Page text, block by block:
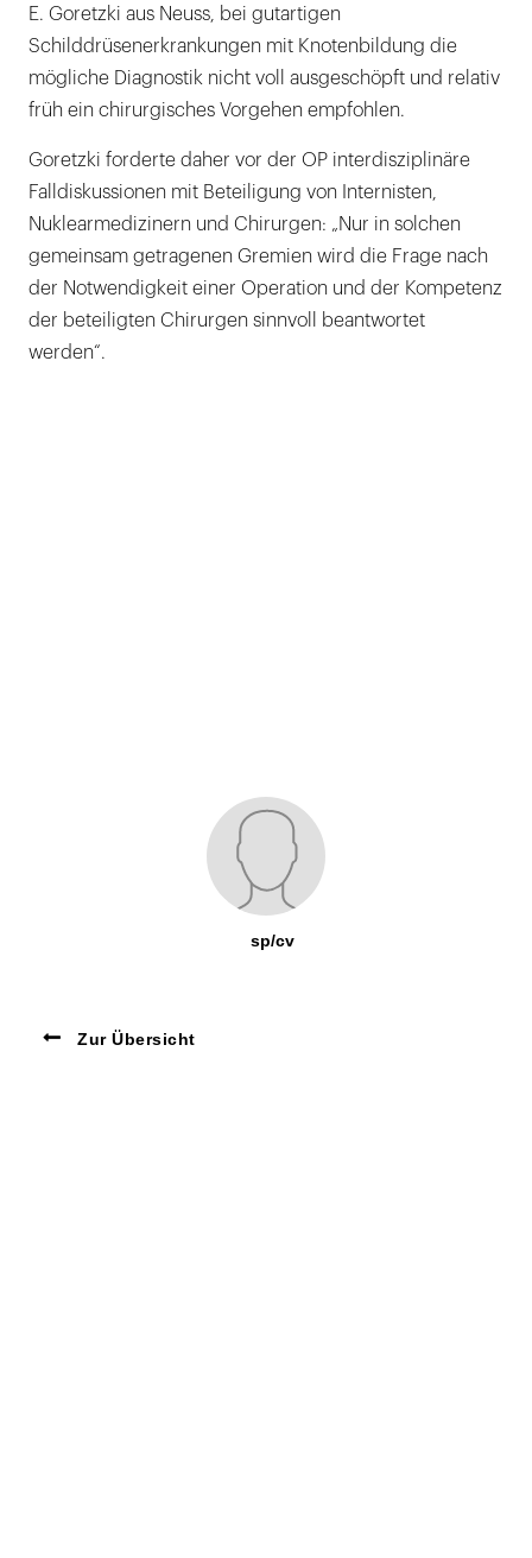
E. Goretzki aus Neuss, bei gutartigen
Schilddrüsenerkrankungen mit Knotenbildung die
mögliche Diagnostik nicht voll ausgeschöpft und relativ
früh ein chirurgisches Vorgehen empfohlen.
Goretzki forderte daher vor der OP interdisziplinäre
Falldiskussionen mit Beteiligung von Internisten,
Nuklearmedizinern und Chirurgen: „Nur in solchen
gemeinsam getragenen Gremien wird die Frage nach
der Notwendigkeit einer Operation und der Kompetenz
der beteiligten Chirurgen sinnvoll beantwortet
werden“.
sp/cv
Zur Übersicht